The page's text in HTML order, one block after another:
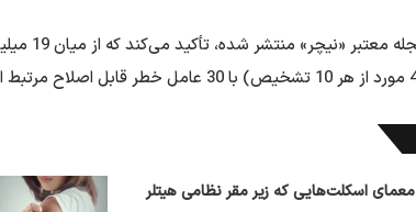
معمای اسکلت‌هایی که زیر مقر نظامی هیتلر